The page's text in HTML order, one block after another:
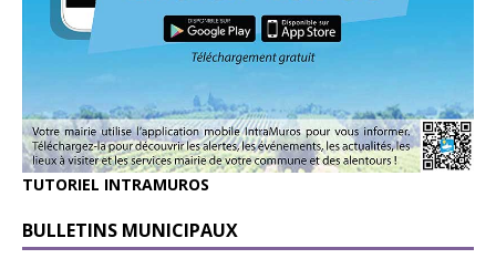
TUTORIEL INTRAMUROS
BULLETINS MUNICIPAUX